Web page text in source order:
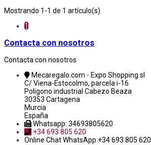
Mostrando 1-1 de 1 artículo(s)
1
Contacta con nosotros
Contacta con nosotros
Mecaregalo.com - Expo Shopping sl
C/ Viena-Estocolmo, parcela i-16
Poligono industrial Cabezo Beaza
30353 Cartagena
Murcia
España
Whatsapp: 34693805620
+34 693 805 620
Online ChatWhatsApp +34 693 805 620